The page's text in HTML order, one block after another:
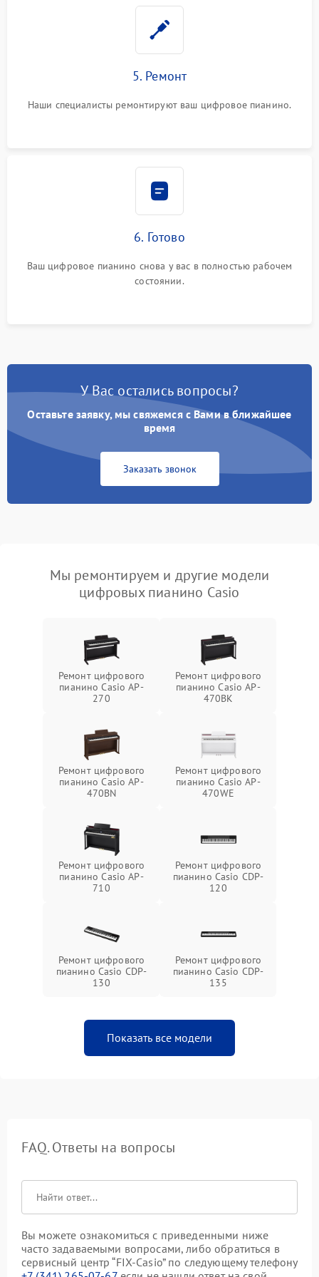
5. Ремонт
Наши специалисты ремонтируют ваш цифровое пианино.
6. Готово
Ваш цифровое пианино снова у вас в полностью рабочем
состоянии.
У Вас остались вопросы?
Оставьте заявку, мы свяжемся с Вами в ближайшее
время
Заказать звонок
Мы ремонтируем и другие модели
цифровых пианино Casio
Ремонт цифрового
пианино Casio AP-
270
Ремонт цифрового
пианино Casio AP-
470BK
Ремонт цифрового
пианино Casio AP-
470BN
Ремонт цифрового
пианино Casio AP-
470WE
Ремонт цифрового
пианино Casio AP-
710
Ремонт цифрового
пианино Casio CDP-
120
Ремонт цифрового
пианино Casio CDP-
130
Ремонт цифрового
пианино Casio CDP-
135
Показать все модели
FAQ. Ответы на вопросы
Вы можете ознакомиться с приведенными ниже
часто задаваемыми вопросами, либо обратиться в
сервисный центр “FIX-Casio” по следующему телефону